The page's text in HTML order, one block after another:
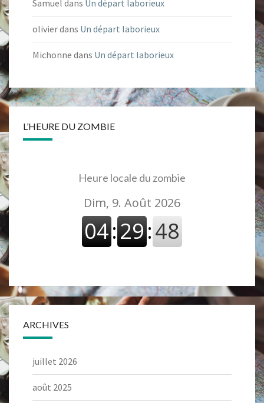
Samuel dans Un départ laborieux
olivierdans Un départ laborieux
Michonne dans Un départ laborieux
L’HEURE DU ZOMBIE
Heure locale du zombie
ARCHIVES
juillet 2026
août 2025